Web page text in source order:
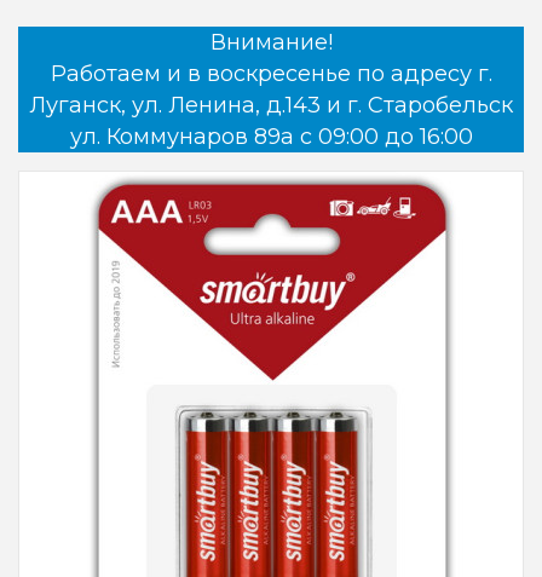
Внимание!
Работаем и в воскресенье по адресу г.
Луганск, ул. Ленина, д.143 и г. Старобельск
ул. Коммунаров 89а с 09:00 до 16:00